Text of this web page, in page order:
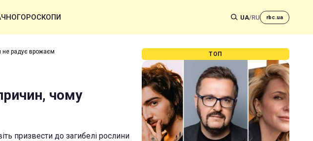
ГОРОСКОПИ UA/RU rbc.ua
не радує врожаєм
чому
призвести до загибелі рослини
ТОП